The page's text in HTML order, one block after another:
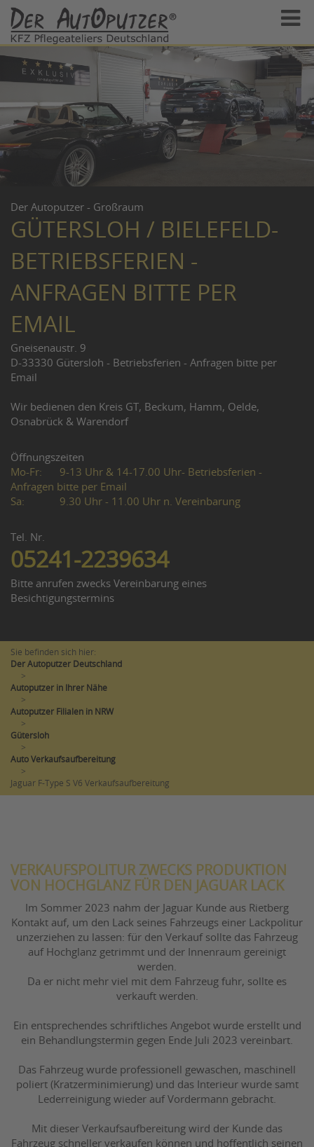
Der Autoputzer - Großraum
GÜTERSLOH / BIELEFELD-
BETRIEBSFERIEN -
ANFRAGEN BITTE PER
EMAIL
Gneisenaustr. 9
D-33330 Gütersloh - Betriebsferien - Anfragen bitte per
Email
Wir bedienen den Kreis GT, Beckum, Hamm, Oelde,
Osnabrück & Warendorf
Öffnungszeiten
Mo-Fr:
9-13 Uhr & 14-17.00 Uhr- Betriebsferien -
Anfragen bitte per Email
Sa:
9.30 Uhr - 11.00 Uhr n. Vereinbarung
Tel. Nr.
05241-2239634
Bitte anrufen zwecks Vereinbarung eines
Besichtigungstermins
Sie befinden sich hier:
Der Autoputzer Deutschland
>
Autoputzer in Ihrer Nähe
>
Autoputzer Filialen in NRW
>
Gütersloh
>
Auto Verkaufsaufbereitung
>
Jaguar F-Type S V6 Verkaufsaufbereitung
VERKAUFSPOLITUR ZWECKS PRODUKTION
VON HOCHGLANZ FÜR DEN JAGUAR LACK
Im Sommer 2023 nahm der Jaguar Kunde aus Rietberg
Kontakt auf, um den Lack seines Fahrzeugs einer Lackpolitur
unzerziehen zu lassen: für den Verkauf sollte das Fahrzeug
auf Hochglanz getrimmt und der Innenraum gereinigt
werden.
Da er nicht mehr viel mit dem Fahrzeug fuhr, sollte es
verkauft werden.
Ein entsprechendes schriftliches Angebot wurde erstellt und
ein Behandlungstermin gegen Ende Juli 2023 vereinbart.
Das Fahrzeug wurde professionell gewaschen, maschinell
poliert (Kratzerminimierung) und das Interieur wurde samt
Lederreinigung wieder auf Vordermann gebracht.
Mit dieser Verkaufsaufbereitung wird der Kunde das
Fahrzeug schneller verkaufen können und hoffentlich seinen